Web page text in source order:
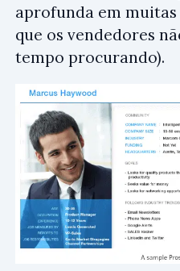
aprofunda em
que os vendedores
tempo procurando).